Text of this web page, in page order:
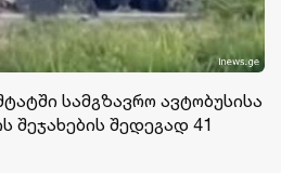
სამგზავრო ავტობუსისა
შეჯახების შედეგად 41